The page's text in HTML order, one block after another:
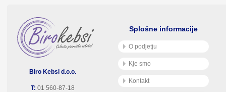
Biro Kebsi d.o.o.
T: 01 560-87-18
Splošne informacije
O podjetju
Kje smo
Kontakt